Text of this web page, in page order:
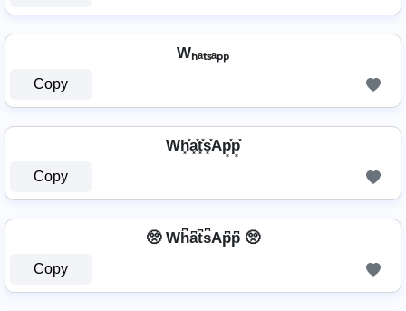
Wₕₐₜₛₐₚₚ
Copy
Wh͓̽a͓̽t͓̽s͓̽Ap͓̽p͓̽
Copy
🥺 Wh͆a͆t͆s͆Ap͆p͆ 🥺
Copy